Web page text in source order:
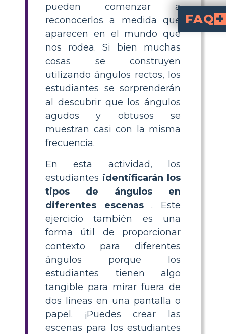
pueden comenzar a
reconocerlos a medida que
aparecen en el mundo que
nos rodea. Si bien muchas
cosas se construyen
utilizando ángulos rectos, los
estudiantes se sorprenderán
al descubrir que los ángulos
agudos y obtusos se
muestran casi con la misma
frecuencia.
En esta actividad, los
estudiantes identificarán los
tipos de ángulos en
diferentes escenas. Este
ejercicio también es una
forma útil de proporcionar
contexto para diferentes
ángulos porque los
estudiantes tienen algo
tangible para mirar fuera de
dos líneas en una pantalla o
papel. ¡Puedes crear las
escenas para los estudiantes
FAQ